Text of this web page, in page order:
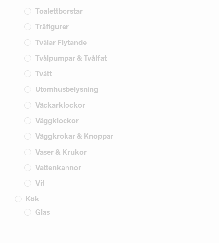
Toalettborstar
Träfigurer
Tvålar Flytande
Tvålpumpar & Tvålfat
Tvätt
Utomhusbelysning
Väckarklockor
Väggklockor
Väggkrokar & Knoppar
Vaser & Krukor
Vattenkannor
Vit
Kök
Glas